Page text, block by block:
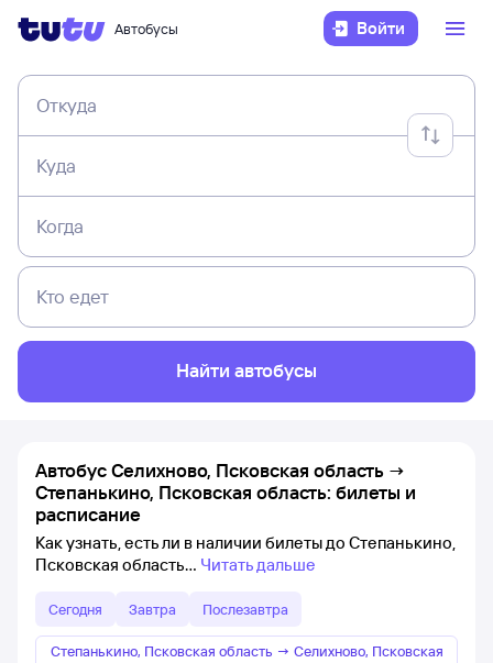
Автобусы Войти
Откуда
Куда
Когда
Кто едет
Найти автобусы
Автобус Селихново, Псковская область →
Степанькино, Псковская область: билеты и
расписание
Как узнать, есть ли в наличии билеты до Степанькино,
Псковская область
Читать дальше
Сегодня Завтра Послезавтра
Степанькино, Псковская область → Селихново, Псковская